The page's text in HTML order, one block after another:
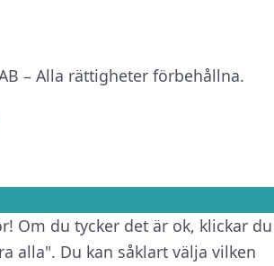
– Alla rättigheter förbehållna.
Om du tycker det är ok, klickar du
alla". Du kan såklart välja vilken